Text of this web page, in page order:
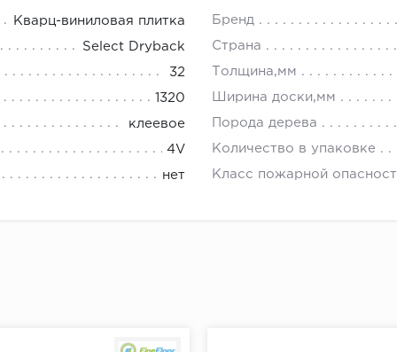
Кварц-виниловая плитка Бренд
Select Dryback Страна
32 Толщина,мм
1320 Ширина доски,мм
клеевое Порода дерева
4V Количество в упаковке
нет Класс пожарной